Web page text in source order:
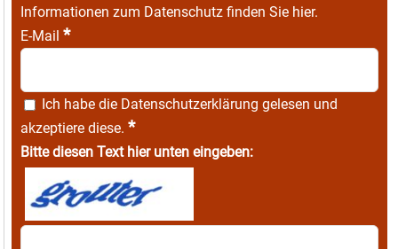
Informationen zum Datenschutz finden Sie hier.
E-Mail *
Ich habe die Datenschutzerklärung gelesen und
akzeptiere diese. *
Bitte diesen Text hier unten eingeben: